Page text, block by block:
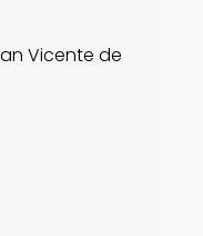
Vicente de